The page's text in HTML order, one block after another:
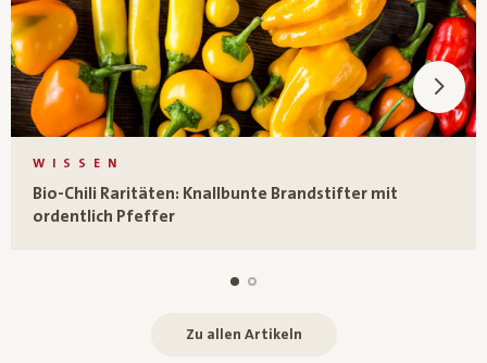
WISSEN
Bio-Chili Raritäten: Knallbunte Brandstifter mit
ordentlich Pfeffer
Zu allen Artikeln